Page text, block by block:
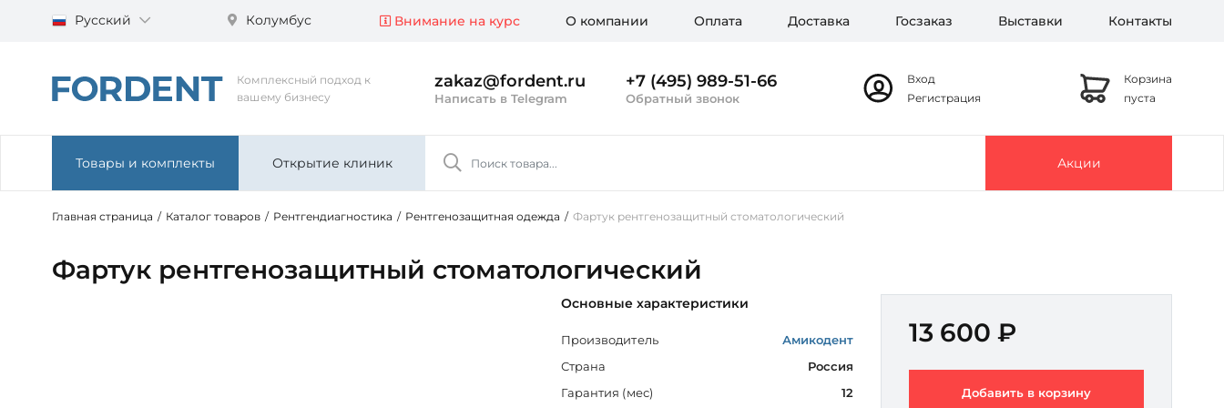
Русский Колумбус Внимание на курс О компании Оплата Доставка Госзаказ Выставки Контакты
Комплексный подход к
вашему бизнесу
zakaz@fordent.ru
Написать в Telegram
+7 (495) 989-51-66
Обратный звонок
Вход
Регистрация
Корзина
пуста
Товары и комплекты Открытие клиник Акции
Главная страница / Каталог товаров / Рентгендиагностика / Рентгенозащитная одежда / Фартук рентгенозащитный стоматологический
Фартук рентгенозащитный стоматологический
Основные характеристики
Производитель
Амикодент
Страна
Россия
Гарантия (мес)
12
13 600 ₽
Добавить в корзину